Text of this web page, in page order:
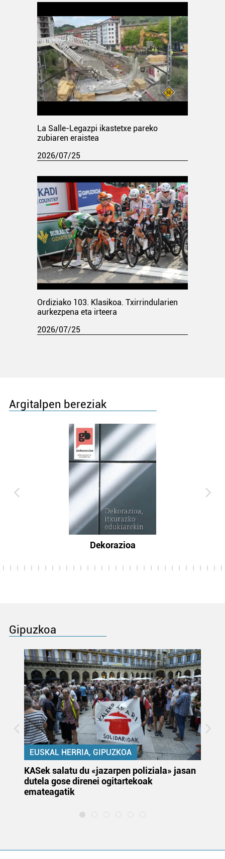
La Salle-Legazpi ikastetxe pareko
zubiaren eraistea
2026/07/25
Ordiziako 103. Klasikoa. Txirrindularien
aurkezpena eta irteera
2026/07/25
Argitalpen bereziak
Dekorazioa
Gipuzkoa
EUSKAL HERRIA, GIPUZKOA
KASek salatu du «jazarpen poliziala» jasan
dutela gose direnei ogitartekoak
emateagatik